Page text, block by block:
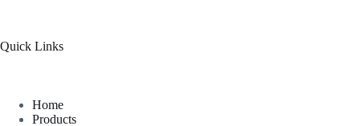
Quick Links
Home
Products